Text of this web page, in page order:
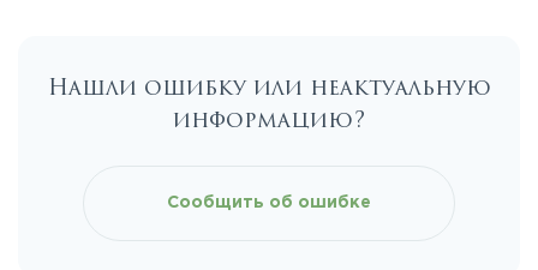
Каширское
Нашли ошибку или неактуальную
информацию?
Сообщить об ошибке